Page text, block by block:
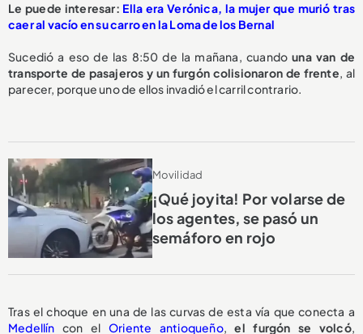
Le puede interesar: Ella era Verónica, la mujer que murió tras
caer al vacío en su carro en la Loma de los Bernal
Sucedió a eso de las 8:50 de la mañana, cuandouna van de
transporte de pasajeros y un furgón colisionaron de frente, al
parecer, porque uno de ellos invadió el carril contrario.
Movilidad
¡Qué joyita! Por volarse de
los agentes, se pasó un
semáforo en rojo
Tras el choque en una de las curvas de esta vía que conecta a
Medellín con el Oriente antioqueño,el furgón se volcó,